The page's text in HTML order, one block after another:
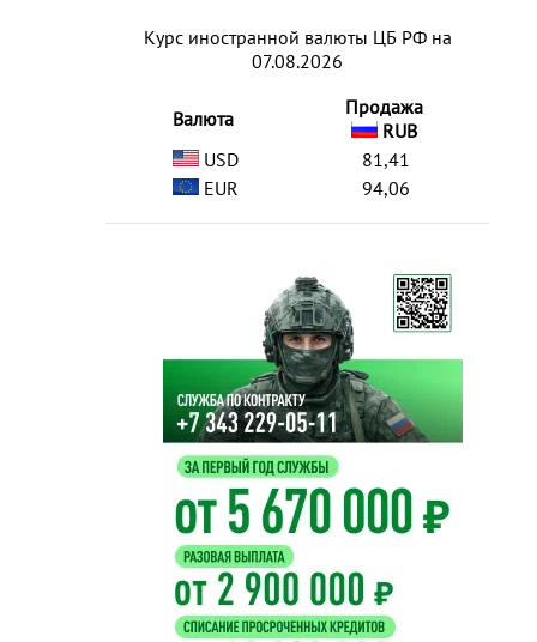
Курс иностранной валюты ЦБ РФ на
07.08.2026
Валюта
Продажа
RUB
USD
81,41
EUR
94,06